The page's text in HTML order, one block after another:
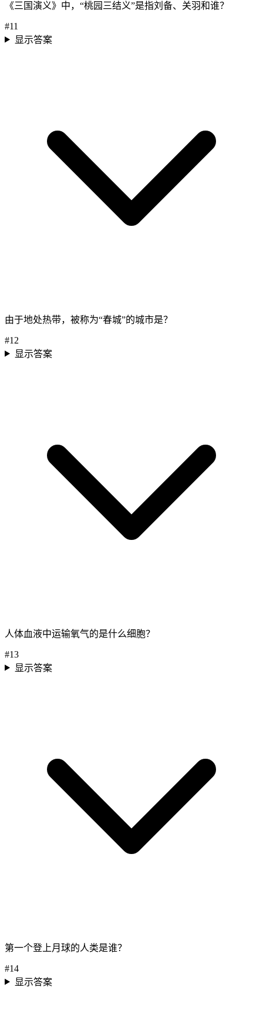
《三国演义》中，“桃园三结义”是指刘备、关羽和谁？
#11
显示答案
由于地处热带，被称为“春城”的城市是？
#12
显示答案
人体血液中运输氧气的是什么细胞？
#13
显示答案
第一个登上月球的人类是谁？
#14
显示答案